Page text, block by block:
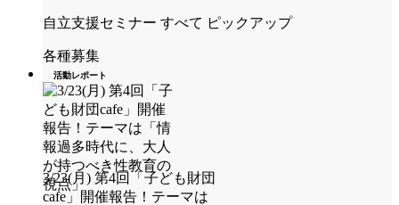
自立支援セミナー すべて ピックアップ
各種募集
活動レポート
3/23(月) 第4回「子ども財団
cafe」開催報告！テーマは